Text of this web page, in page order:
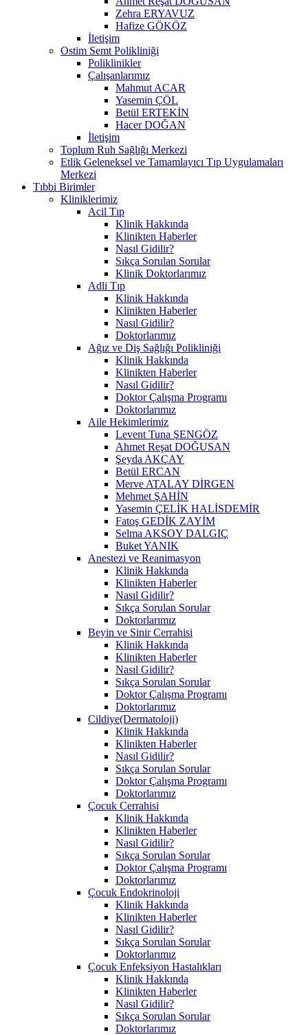
Zehra ERYAVUZ
Hafize GÖKÖZ
İletişim
Ostim Semt Polikliniği
Poliklinikler
Çalışanlarımız
Mahmut ACAR
Yasemin ÇÖL
Betül ERTEKİN
Hacer DOĞAN
İletişim
Toplum Ruh Sağlığı Merkezi
Etlik Geleneksel ve Tamamlayıcı Tıp Uygulamaları
Merkezi
Tıbbi Birimler
Kliniklerimiz
Acil Tıp
Klinik Hakkında
Klinikten Haberler
Nasıl Gidilir?
Sıkça Sorulan Sorular
Klinik Doktorlarımız
Adli Tıp
Klinik Hakkında
Klinikten Haberler
Nasıl Gidilir?
Doktorlarımız
Ağız ve Diş Sağlığı Polikliniği
Klinik Hakkında
Klinikten Haberler
Nasıl Gidilir?
Doktor Çalışma Programı
Doktorlarımız
Aile Hekimlerimiz
Levent Tuna ŞENGÖZ
Ahmet Reşat DOĞUSAN
Şeyda AKÇAY
Betül ERCAN
Merve ATALAY DİRGEN
Mehmet ŞAHİN
Yasemin ÇELİK HALİSDEMİR
Fatoş GEDİK ZAYİM
Selma AKSOY DALGIÇ
Buket YANIK
Anestezi ve Reanimasyon
Klinik Hakkında
Klinikten Haberler
Nasıl Gidilir?
Sıkça Sorulan Sorular
Doktorlarımız
Beyin ve Sinir Cerrahisi
Klinik Hakkında
Klinikten Haberler
Nasıl Gidilir?
Sıkça Sorulan Sorular
Doktor Çalışma Programı
Doktorlarımız
Cildiye(Dermatoloji)
Klinik Hakkında
Klinikten Haberler
Nasıl Gidilir?
Sıkça Sorulan Sorular
Doktor Çalışma Programı
Doktorlarımız
Çocuk Cerrahisi
Klinik Hakkında
Klinikten Haberler
Nasıl Gidilir?
Sıkça Sorulan Sorular
Doktor Çalışma Programı
Doktorlarımız
Çocuk Endokrinoloji
Klinik Hakkında
Klinikten Haberler
Nasıl Gidilir?
Sıkça Sorulan Sorular
Doktorlarımız
Çocuk Enfeksiyon Hastalıkları
Klinik Hakkında
Klinikten Haberler
Nasıl Gidilir?
Sıkça Sorulan Sorular
Doktorlarımız